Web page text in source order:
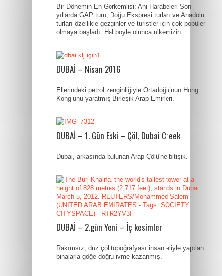
Bir Dönemin En Görkemlisi: Ani Harabeleri Son
yıllarda GAP turu, Doğu Ekspresi turları ve Anadolu
turları özellikle gezginler ve turistler için çok popüler
olmaya başladı. Hal böyle olunca ülkemizin...
DUBAİ – Nisan 2016
Ellerindeki petrol zenginliğiyle Ortadoğu’nun Hong
Kong’unu yaratmış Birleşik Arap Emirleri.
DUBAİ – 1. Gün Eski – Çöl, Dubai Creek
Dubai, arkasında bulunan Arap Çölü'ne bitişik.
DUBAİ – 2.gün Yeni – İç kesimler
Rakımsız, düz çöl topoğrafyası insan eliyle yapılan
binalarla göğe doğru ivme kazanmış.